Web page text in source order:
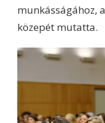
munkásságához,
közepét mutatta.